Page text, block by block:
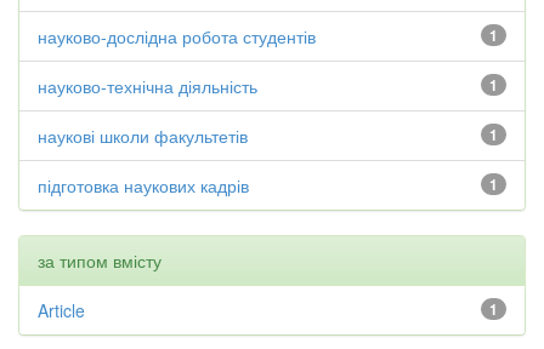
1
науково-дослідна робота студентів
1
науково-технічна діяльність
1
наукові школи факультетів
1
підготовка наукових кадрів
за типом вмісту
1
Article